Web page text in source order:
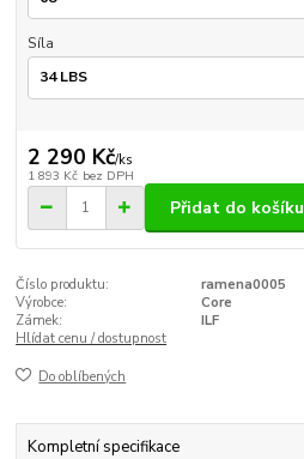
Síla
2 290 Kč/ks
1 893 Kč bez DPH
Přidat do košíku
Číslo produktu:
ramena0005
Výrobce:
Core
Zámek:
ILF
Hlídat cenu / dostupnost
Do oblíbených
Kompletní specifikace